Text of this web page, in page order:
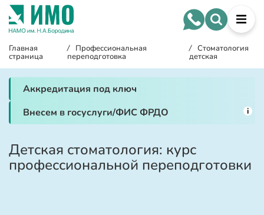
Главная
страница
/ Профессиональная
переподготовка
/ Стоматология
детская
Аккредитация под ключ
Внесем в госуслуги/ФИС ФРДО
i
Детская стоматология: курс
профессиональной переподготовки